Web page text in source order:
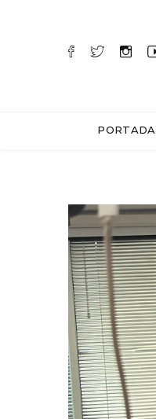
PORTADA